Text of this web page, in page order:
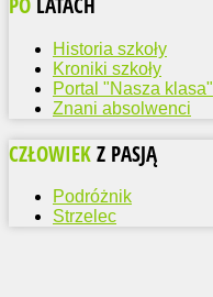
Historia szkoły
Kroniki szkoły
Portal "Nasza klasa"
Znani absolwenci
CZŁOWIEK Z PASJĄ
Podróżnik
Strzelec